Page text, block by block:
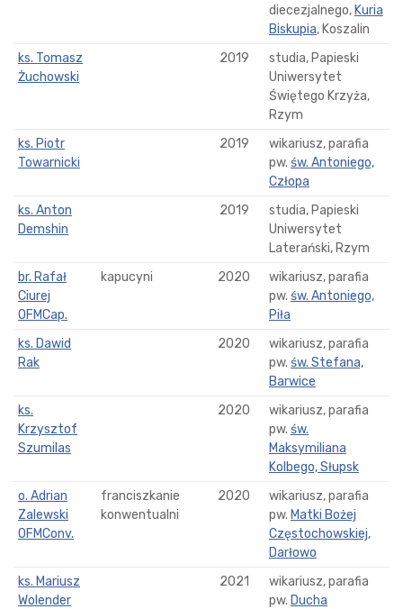
diecezjalnego, Kuria
Biskupia, Koszalin
ks. Tomasz
Żuchowski
2019
studia, Papieski
Uniwersytet
Świętego Krzyża,
Rzym
ks. Piotr
Towarnicki
2019
wikariusz, parafia
pw. św. Antoniego,
Człopa
ks. Anton
Demshin
2019
studia, Papieski
Uniwersytet
Laterański, Rzym
br. Rafał
Ciurej
OFMCap.
kapucyni 2020
wikariusz, parafia
pw. św. Antoniego,
Piła
ks. Dawid
Rak
2020
wikariusz, parafia
pw. św. Stefana,
Barwice
ks.
Krzysztof
Szumilas
2020
wikariusz, parafia
pw. św.
Maksymiliana
Kolbego, Słupsk
o. Adrian
Zalewski
OFMConv.
franciszkanie
konwentualni
2020
wikariusz, parafia
pw. Matki Bożej
Częstochowskiej,
Darłowo
ks. Mariusz
Wolender
2021
wikariusz, parafia
pw. Ducha